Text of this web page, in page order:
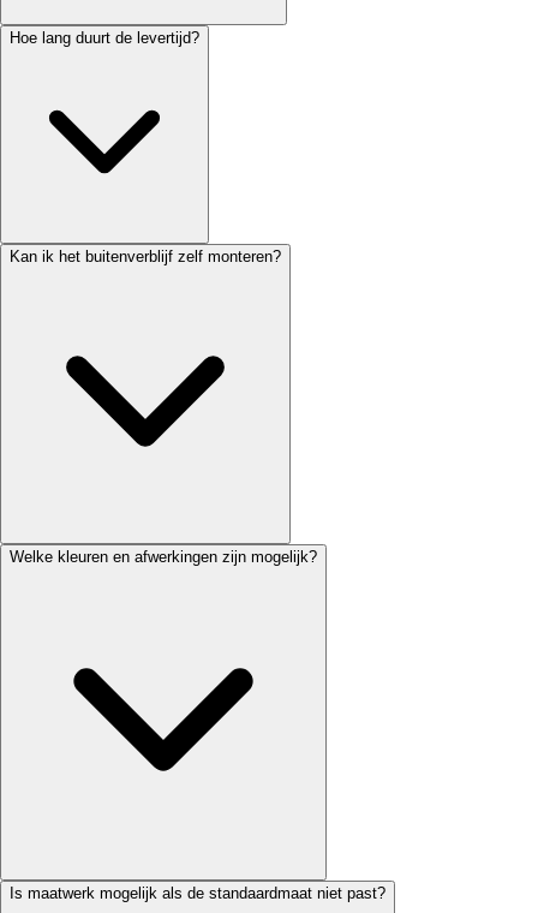
Hoe lang duurt de levertijd?
Kan ik het buitenverblijf zelf monteren?
Welke kleuren en afwerkingen zijn mogelijk?
Is maatwerk mogelijk als de standaardmaat niet past?